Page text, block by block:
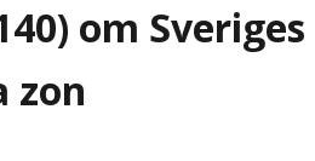
om Sveriges
zon